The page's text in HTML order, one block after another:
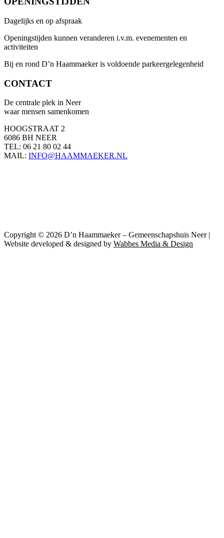
Dagelijks en op afspraak
Openingstijden kunnen veranderen i.v.m. evenementen en
activiteiten
Bij en rond D’n Haammaeker is voldoende parkeergelegenheid
CONTACT
De centrale plek in Neer
waar mensen samenkomen
HOOGSTRAAT 2
6086 BH NEER
TEL: 06 21 80 02 44
MAIL: INFO@HAAMMAEKER.NL
Copyright © 2026 D’n Haammaeker – Gemeenschapshuis Neer |
Website developed & designed by Wabbes Media & Design